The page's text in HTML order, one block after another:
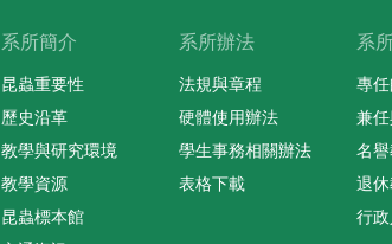
系所簡介
昆蟲重要性
歷史沿革
教學與研究環境
教學資源
昆蟲標本館
系所辦法
法規與章程
硬體使用辦法
學生事務相關辦法
表格下載
系
專
兼
名
退
行政